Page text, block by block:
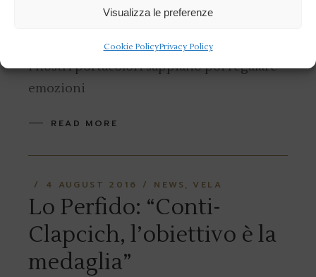
Visualizza le preferenze
Cookie PolicyPrivacy Policy
2016 rappresenta già uno straordinario
successo per l’Aniene, con la speranza che
i nostri portacolori sappiano poi regalare
emozioni
READ MORE
4 AUGUST 2016 NEWS VELA
Lo Perfido: “Conti-
Clapcich, l’obiettivo è la
medaglia”